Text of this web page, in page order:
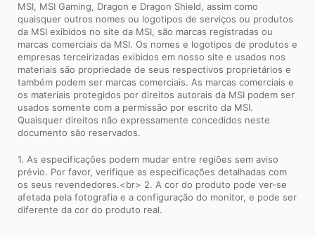
MSI, MSI Gaming, Dragon e Dragon Shield, assim como
quaisquer outros nomes ou logotipos de serviços ou produtos
da MSI exibidos no site da MSI, são marcas registradas ou
marcas comerciais da MSI. Os nomes e logotipos de produtos e
empresas terceirizadas exibidos em nosso site e usados ​​nos
materiais são propriedade de seus respectivos proprietários e
também podem ser marcas comerciais. As marcas comerciais e
os materiais protegidos por direitos autorais da MSI podem ser
usados ​​somente com a permissão por escrito da MSI.
Quaisquer direitos não expressamente concedidos neste
documento são reservados.
1. As especificações podem mudar entre regiões sem aviso
prévio. Por favor, verifique as especificações detalhadas com
os seus revendedores.<br> 2. A cor do produto pode ver-se
afetada pela fotografia e a configuração do monitor, e pode ser
diferente da cor do produto real.